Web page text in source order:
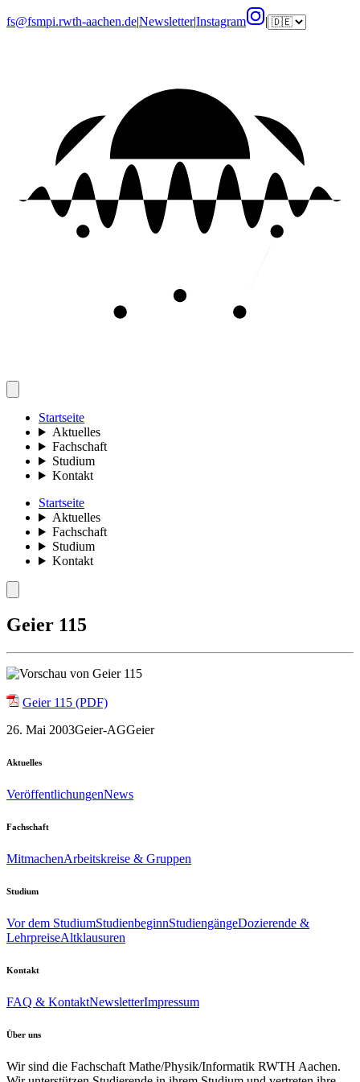
fs@fsmpi.rwth-aachen.de|Newsletter|Instagram |
Startseite
Aktuelles
Fachschaft
Studium
Kontakt
Startseite
Aktuelles
Fachschaft
Studium
Kontakt
Geier 115
Geier 115 (PDF)
26. Mai 2003Geier-AGGeier
Aktuelles
VeröffentlichungenNews
Fachschaft
MitmachenArbeitskreise & Gruppen
Studium
Vor dem StudiumStudienbeginnStudiengängeDozierende &
LehrpreiseAltklausuren
Kontakt
FAQ & KontaktNewsletterImpressum
Über uns
Wir sind die Fachschaft Mathe/Physik/Informatik RWTH Aachen.